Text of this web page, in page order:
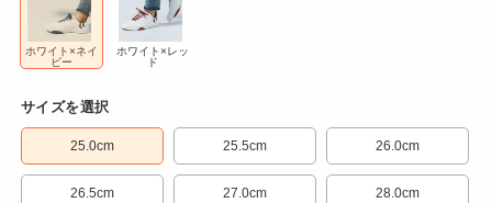
ホワイト×ネイ
ビー
ホワイト×レッ
ド
サイズを選択
25.0cm 25.5cm 26.0cm
26.5cm 27.0cm 28.0cm